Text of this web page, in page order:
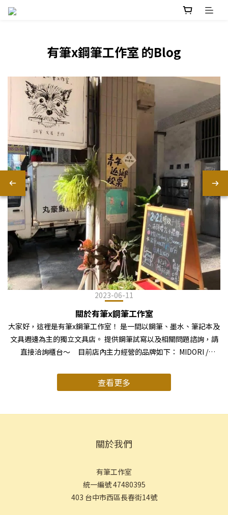
有筆x鋼筆工作室 的Blog
2023-06-11
關於有筆x鋼筆工作室
大家好，這裡是有筆x鋼筆工作室！ 是一間以鋼筆、墨水、筆記本及
文具週邊為主的獨立文具店。 提供鋼筆試寫以及相關問題諮詢，請
直接洽詢櫃台～ 目前店內主力經營的品牌如下： MIDORI /
(自製商品、膠版印章) / 日系品牌筆工具 / 台灣創作者週邊商品(甜蜜
生活、什物a kind of cafe、森林好朋友Ours、白色吉米等等) / 日本
選品 除了讓喜愛書寫、裝飾手帳的人能夠一次購齊所有的商品之
了靜態的商品呈現之外，裡面也有影片的展示可以參考，真的是充
★地址：403 台中市西區長春街14號 (SOGO轉美村路右轉長春街)
查看更多
關於我們
有筆工作室
統一編號 47480395
403 台中市西區長春街14號